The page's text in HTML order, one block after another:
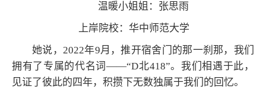
温暖小姐姐：张思雨
上岸院校：华中师范大学
她说，2022年9月，推开宿舍门的那一刹那，我们
拥有了专属的代名词——“D北418”。我们相遇于此，
见证了彼此的四年，积攒下无数独属于我们的回忆。